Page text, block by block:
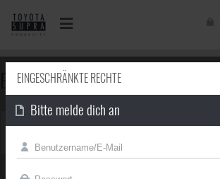
EINGESCHRÄNKTE RECHTE
Du besitzt nicht die erforderliche
EINGESCHRÄNKTE RECHTE
Bitte melde dich an